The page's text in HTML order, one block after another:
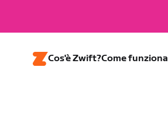
Cos'è Zwift?Come funziona